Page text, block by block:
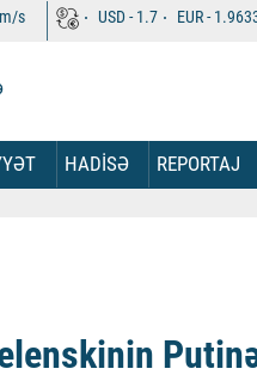
s USD -1.7 EUR -
HADİSƏ REPORTAJ